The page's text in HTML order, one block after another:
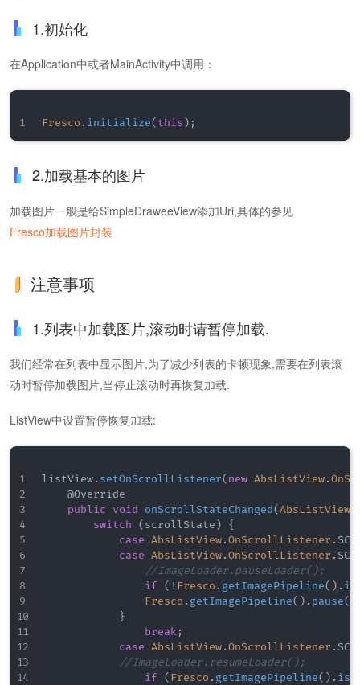
1.初始化
在Application中或者MainActivity中调用：
Fresco . initialize( this ) ;
2.加载基本的图片
加载图片一般是给SimpleDraweeView添加Uri,具体的参见
Fresco加载图片封装
注意事项
1.列表中加载图片,滚动时请暂停加载.
我们经常在列表中显示图片,为了减少列表的卡顿现象,需要在列表滚
动时暂停加载图片,当停止滚动时再恢复加载.
ListView中设置暂停恢复加载:
listView. setOnScrollListener( new AbsListView.
@Override
public
void onScrollStateChanged(AbsListView
switch
( scrollState )
{
case AbsListView.OnScrollListener .
case AbsListView.OnScrollListener .
//ImageLoader.pauseLoader();
if ( ! Fresco . getImagePipeline( ) .
Fresco . getImagePipeline( ) . pause(
}
break;
case AbsListView.OnScrollListener .
//ImageLoader.resumeLoader();
if ( Fresco . getImagePipeline( ) .